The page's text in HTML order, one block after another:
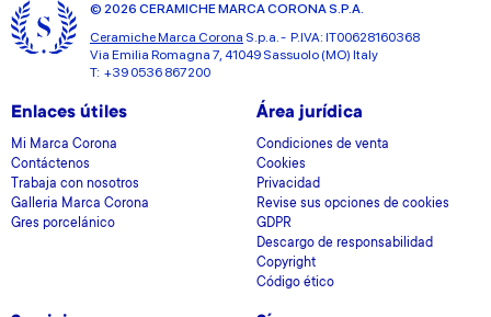
© 2026 CERAMICHE MARCA CORONA S.P.A.
Ceramiche Marca Corona S.p.a. - P.IVA: IT00628160368
Via Emilia Romagna 7, 41049 Sassuolo (MO) Italy
T: +39 0536 867200
Enlaces útiles
Mi Marca Corona
Contáctenos
Trabaja con nosotros
Galleria Marca Corona
Gres porcelánico
Área jurídica
Condiciones de venta
Cookies
Privacidad
Revise sus opciones de cookies
GDPR
Descargo de responsabilidad
Copyright
Código ético